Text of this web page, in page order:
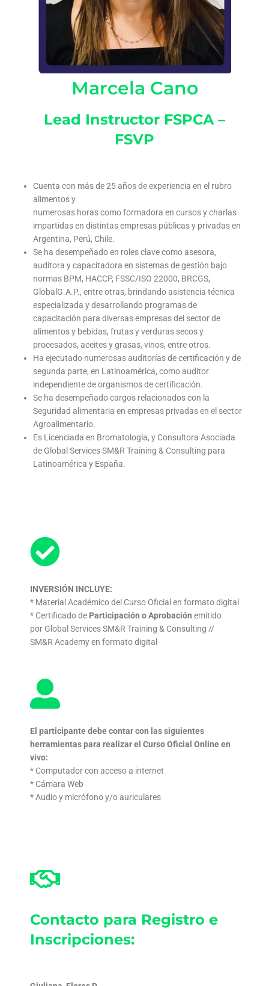
Marcela Cano
Lead Instructor FSPCA –
FSVP
Cuenta con más de 25 años de experiencia en el rubro
alimentos y
numerosas horas como formadora en cursos y charlas
impartidas en distintas empresas públicas y privadas en
Argentina, Perú, Chile.
Se ha desempeñado en roles clave como asesora,
auditora y capacitadora en sistemas de gestión bajo
normas BPM, HACCP, FSSC/ISO 22000, BRCGS,
GlobalG.A.P., entre otras, brindando asistencia técnica
especializada y desarrollando programas de
capacitación para diversas empresas del sector de
alimentos y bebidas, frutas y verduras secos y
procesados, aceites y grasas, vinos, entre otros.
Ha ejecutado numerosas auditorías de certificación y de
segunda parte, en Latinoamérica, como auditor
independiente de organismos de certificación.
Se ha desempeñado cargos relacionados con la
Seguridad alimentaria en empresas privadas en el sector
Agroalimentario.
Es Licenciada en Bromatología, y Consultora Asociada
de Global Services SM&R Training & Consulting para
Latinoamérica y España.
INVERSIÓN INCLUYE:
* Material Académico del Curso Oficial en formato digital
* Certificado de Participación o Aprobación emitido
por Global Services SM&R Training & Consulting //
SM&R Academy en formato digital
El participante debe contar con las siguientes
herramientaspara realizar el Curso Oficial Online en
vivo:
* Computador con acceso a internet
* Cámara Web
* Audio y micrófono y/o auriculares
Contacto para Registro e
Inscripciones: